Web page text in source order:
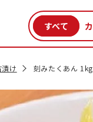
漬け 刻みたくあん 1kg